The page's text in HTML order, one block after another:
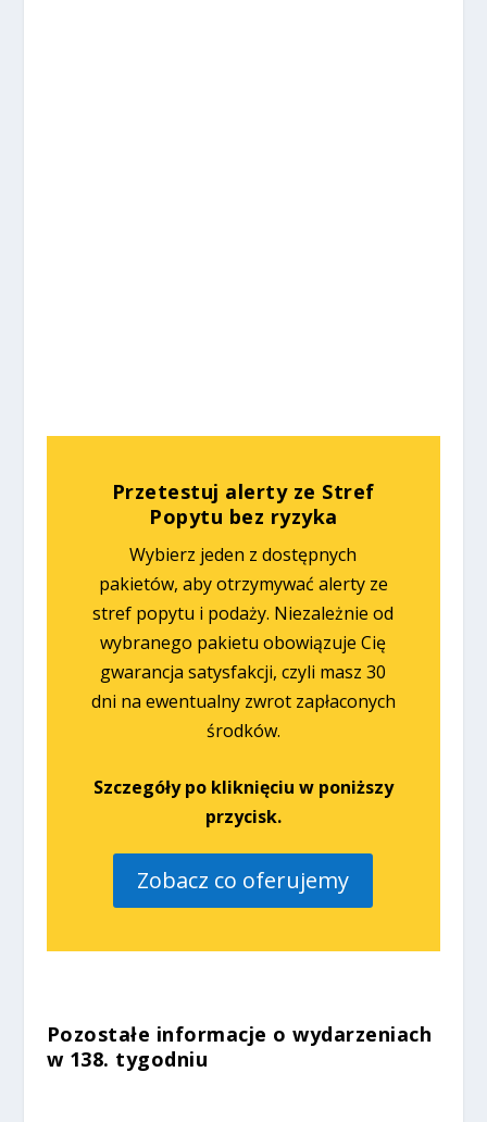
Przetestuj alerty ze Stref
Popytu bez ryzyka
Wybierz jeden z dostępnych
pakietów, aby otrzymywać alerty ze
stref popytu i podaży. Niezależnie od
wybranego pakietu obowiązuje Cię
gwarancja satysfakcji, czyli masz 30
dni na ewentualny zwrot zapłaconych
środków.
Szczegóły po kliknięciu w poniższy
przycisk.
Zobacz co oferujemy
Pozostałe informacje o wydarzeniach
w 138. tygodniu